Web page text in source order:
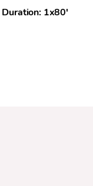
Duration: 1x80'